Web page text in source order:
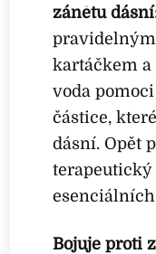
zánětu
kartáčkem
voda
částice,
dásní. Opět
terapeutický
Bojuje proti